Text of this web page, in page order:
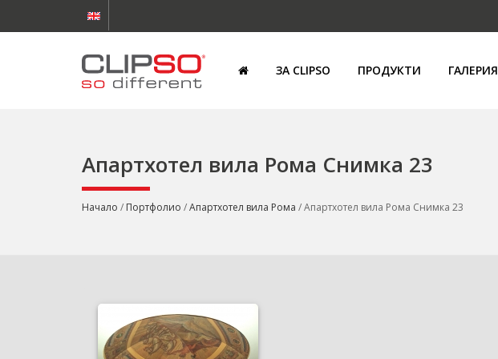
ЗА CLIPSO ПРОДУКТИ ГАЛЕРИЯ
Апартхотел вила Рома Снимка 23
Начало / Портфолио /Апартхотел вила Рома / Апартхотел вила Рома Снимка 23